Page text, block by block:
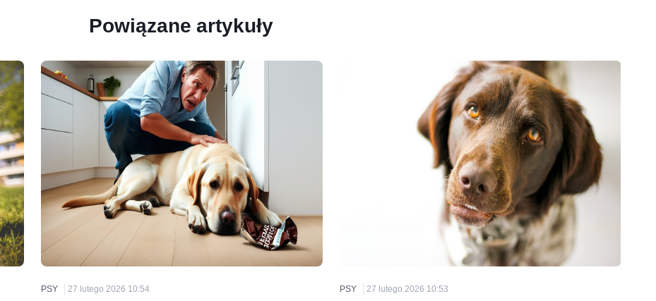
Powiązane artykuły
PSY 27 lutego 2026 10:54 PSY 27 lutego 2026 10:53